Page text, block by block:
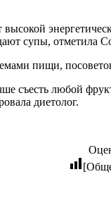
супы, отметила
пищи,
съесть любой
диетолог.